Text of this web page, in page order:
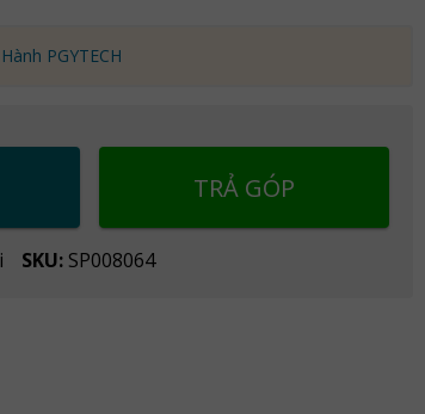
PGYTECH
TRẢ GÓP
SKU: SP008064